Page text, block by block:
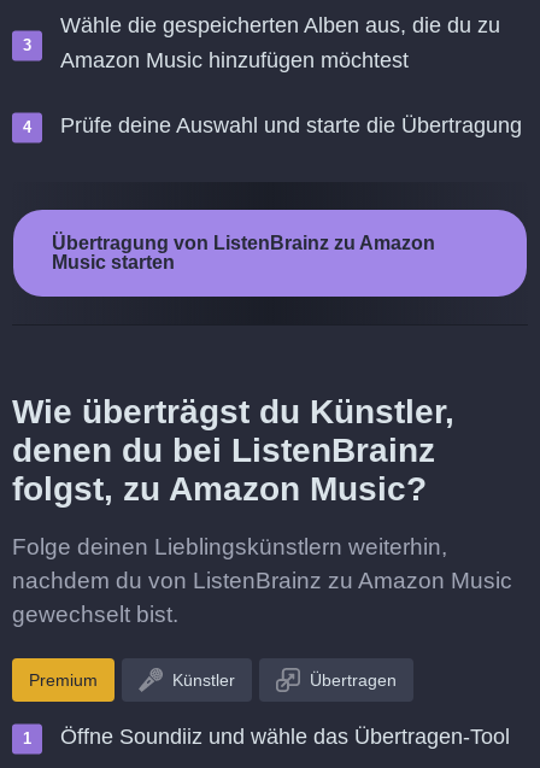
Wähle die gespeicherten Alben aus, die du zu
Amazon Music hinzufügen möchtest
Prüfe deine Auswahl und starte die Übertragung
Übertragung von ListenBrainz zu Amazon
Music starten
Wie überträgst du Künstler,
denen du bei ListenBrainz
folgst, zu Amazon Music?
Folge deinen Lieblingskünstlern weiterhin,
nachdem du von ListenBrainz zu Amazon Music
gewechselt bist.
Premium Künstler Übertragen
Öffne Soundiiz und wähle das Übertragen-Tool